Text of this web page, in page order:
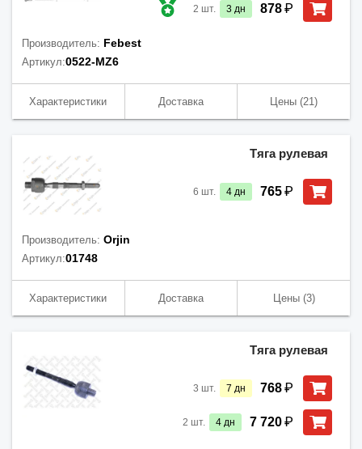
2 шт. 3 дн 878₽
Производитель: Febest
Артикул:0522-MZ6
Характеристики Доставка Цены (21)
Тяга рулевая
6 шт. 4 дн 765₽
Производитель: Orjin
Артикул:01748
Характеристики Доставка Цены(3)
Тяга рулевая
3 шт. 7 дн 768₽
2 шт. 4 дн 7 720₽